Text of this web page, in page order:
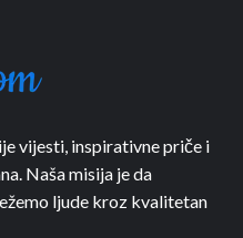
vijesti, inspirativne priče i
Naša misija je da
ljude kroz kvalitetan